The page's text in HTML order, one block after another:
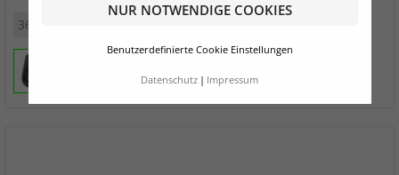
NUR NOTWENDIGE COOKIES
Benutzerdefinierte Cookie Einstellungen
Datenschutz Impressum
36/37